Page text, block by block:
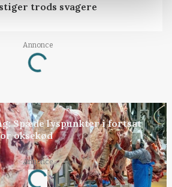
trods svagere
Annonce
Loading...
Spæde lyspunkter i fortsat
oksekød
Annonce
Loading...